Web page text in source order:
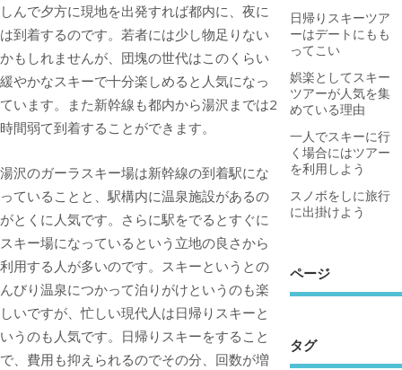
しんで夕方に現地を出発すれば都内に、夜に
は到着するのです。若者には少し物足りない
かもしれませんが、団塊の世代はこのくらい
緩やかなスキーで十分楽しめると人気になっ
ています。また新幹線も都内から湯沢までは2
時間弱て到着することができます。
湯沢のガーラスキー場は新幹線の到着駅にな
っていることと、駅構内に温泉施設があるの
がとくに人気です。さらに駅をでるとすぐに
スキー場になっているという立地の良さから
利用する人が多いのです。スキーというとの
んびり温泉につかって泊りがけというのも楽
しいですが、忙しい現代人は日帰りスキーと
いうのも人気です。日帰りスキーをすること
で、費用も抑えられるのでその分、回数が増
日帰りスキーツア
ーはデートにもも
ってこい
娯楽としてスキー
ツアーが人気を集
めている理由
一人でスキーに行
く場合にはツアー
を利用しよう
スノボをしに旅行
に出掛けよう
ページ
タグ